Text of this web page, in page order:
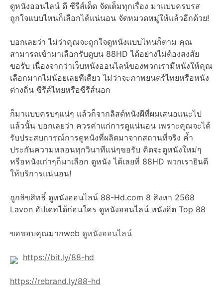
ดูหนังออนไลน์ ดี ซีรีส์เด็ด จัดเต็มทุกเรื่อง มาแบบครบรส
ถูกใจแบบไหนก็เลือกได้แน่นอน จัดหมวดหมู่ให้แล้วอีกด้วย!
บอกเลยว่า ไม่ว่าคุณจะถูกใจดูหนังแบบไหนก็ตาม คุณ
สามารถเข้ามาเลือกรับดูบน 88HD ได้อย่างไม่ต้องสงสัย
ขอรับ เนื่องจากว่าเว็บหนังออนไลน์ของพวกเรามีหนังให้คุณ
เลือกมากไม่น้อยเลยทีเดียว ไม่ว่าจะภาพยนตร์ไทยหรือหนัง
ต่างถิ่น ซีรีส์ไทยหรือซีรีส์นอก
ก็มาแบบครบๆแน่ๆ แล้วก็จากลิสต์หนังผีที่ผมเสนอแนะไป
แล้วนั้น บอกเลยว่า ควรค่าแก่การดูแน่นอน เพราะคุณจะได้
รับประสบการณ์การดูหนังที่ผลิตมาจากสถานที่จริง ค้ำ
ประกันความหลอนทุกวินาทีแน่ๆขอรับ คิดจะดูหนังใหม่ๆ
หรือหนังเก่าๆก็มาเลือก ดูหนัง ได้เลยที่ 88HD พวกเรายินดี
ให้บริการแน่นอน!
ถูกลิขสิทธิ์ ดูหนังออนไลน์ 88-Hd.com 8 สิงหา 2568
Lavon อัปเดทได้ก่อนใคร ดูหนังออนไลน์ หนังฮิต Top 88
ขอขอบคุณมากweb ดูหนังออนไลน์
https://bit.ly/88-hd
https://rebrand.ly/88-hd